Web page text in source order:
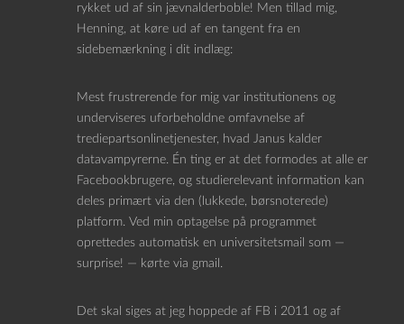
rykket ud af sin jævnalderboble! Men tillad mig,
Henning, at køre ud af en tangent fra en
sidebemærkning i dit indlæg:
Mest frustrerende for mig var institutionens og
underviseres uforbeholdne omfavnelse af
trediepartsonlinetjenester, hvad Janus kalder
datavampyrerne. Én ting er at det formodes at alle er
Facebookbrugere, og studierelevant information kan
deles primært via den (lukkede, børsnoterede)
platform. Ved min optagelse på programmet
oprettedes automatisk en universitetsmail som —
surprise! — kørte via gmail.
Det skal siges at jeg hoppede af FB i 2011 og af